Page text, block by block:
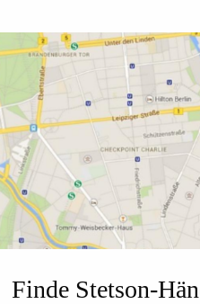
Finde Stetson-